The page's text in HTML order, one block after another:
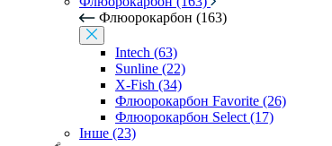
Флюорокарбон (163)
Intech (63)
Sunline (22)
X-Fish (34)
Флюорокарбон Favorite (26)
Флюорокарбон Select (17)
Інше (23)